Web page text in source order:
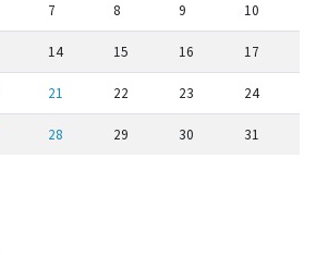
7 8 9 10
14 15 16 17
21 22 23 24
28 29 30 31